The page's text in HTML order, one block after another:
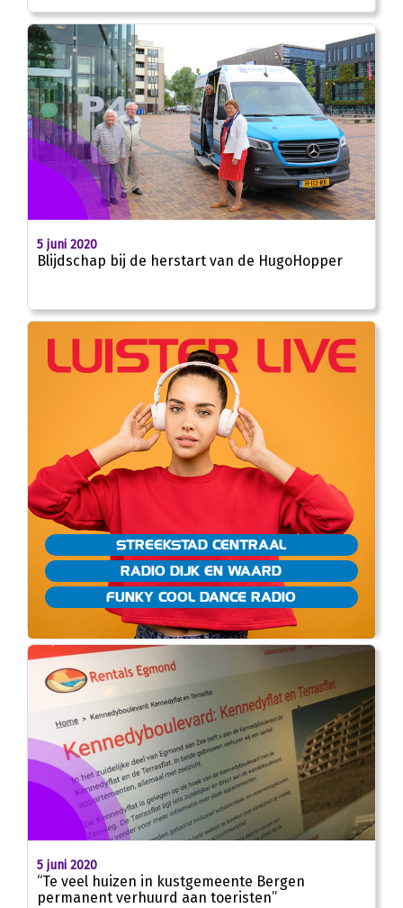
5 juni 2020
Blijdschap bij de herstart van de HugoHopper
STREEKSTAD CENTRAAL
RADIO DIJK EN WAARD
FUNKY COOL DANCE RADIO
5 juni 2020
“Te veel huizen in kustgemeente Bergen
permanent verhuurd aan toeristen”